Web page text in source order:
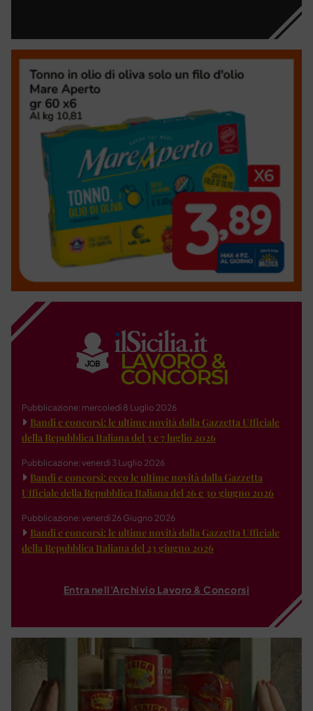
Pubblicazione: mercoledì 8 Luglio 2026
Bandi e concorsi: le ultime novità dalla Gazzetta Ufficiale
della Repubblica Italiana del 3 e 7 luglio 2026
Pubblicazione: venerdì 3 Luglio 2026
Bandi e concorsi: ecco le ultime novità dalla Gazzetta
Ufficiale della Repubblica Italiana del 26 e 30 giugno 2026
Pubblicazione: venerdì 26 Giugno 2026
Bandi e concorsi: le ultime novità dalla Gazzetta Ufficiale
della Repubblica Italiana del 23 giugno 2026
Entra nell'Archivio Lavoro & Concorsi